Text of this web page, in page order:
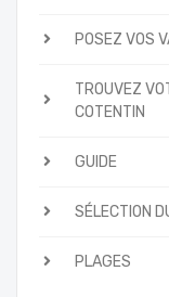
POSEZ VOS
TROUVEZ
COTENTIN
GUIDE
SÉLECTION
PLAGES